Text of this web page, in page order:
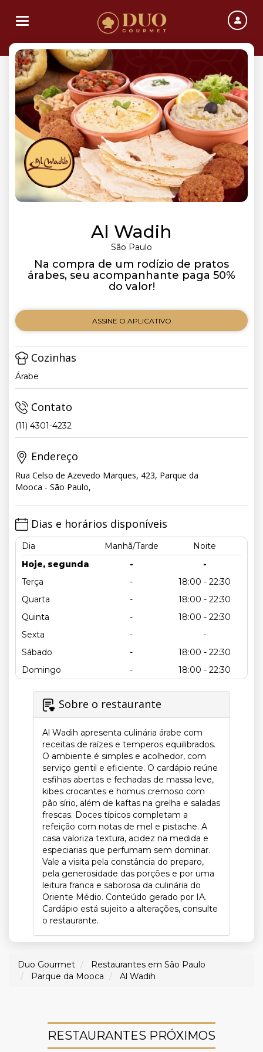
Toggle navigation
Al Wadih
São Paulo
Na compra de um rodízio de pratos
árabes, seu acompanhante paga 50%
do valor!
ASSINE O APLICATIVO
Cozinhas
Árabe
Contato
(11) 4301-4232
Endereço
Rua Celso de Azevedo Marques, 423, Parque da
Mooca - São Paulo,
Dias e horários disponíveis
Dia Manhã/Tarde
Noite
Hoje, segunda
-
-
Terça
-
18:00 - 22:30
Quarta
-
18:00 - 22:30
Quinta
-
18:00 - 22:30
Sexta
-
-
Sábado
-
18:00 - 22:30
Domingo
- 18:00 - 22:30
Sobre o restaurante
Al Wadih apresenta culinária árabe com
receitas de raízes e temperos equilibrados.
O ambiente é simples e acolhedor, com
serviço gentil e eficiente. O cardápio reúne
esfihas abertas e fechadas de massa leve,
kibes crocantes e homus cremoso com
pão sírio, além de kaftas na grelha e saladas
frescas. Doces típicos completam a
refeição com notas de mel e pistache. A
casa valoriza textura, acidez na medida e
especiarias que perfumam sem dominar.
Vale a visita pela constância do preparo,
pela generosidade das porções e por uma
leitura franca e saborosa da culinária do
Oriente Médio. Conteúdo gerado por IA.
Cardápio está sujeito a alterações, consulte
o restaurante.
Duo Gourmet
Restaurantes em São Paulo
Parque da Mooca
Al Wadih
RESTAURANTES PRÓXIMOS